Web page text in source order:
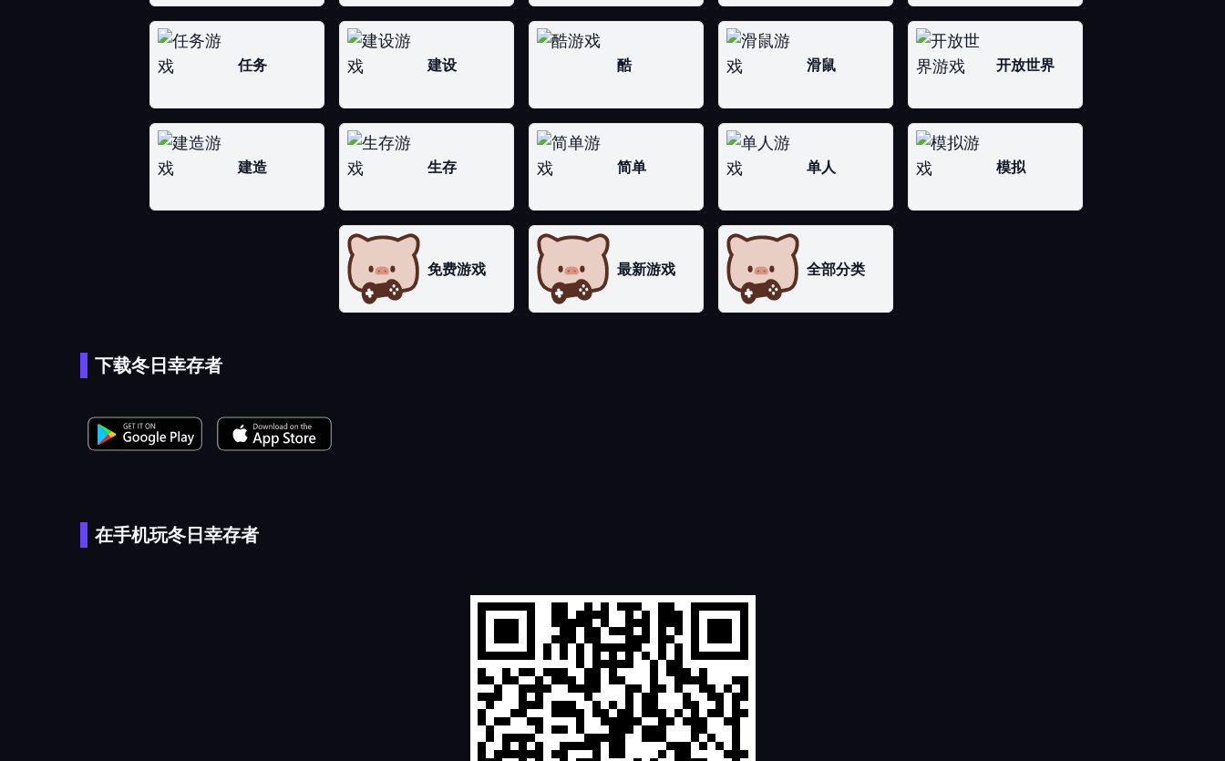
任务 建设 酷 滑鼠 开放世界
建造 生存 简单 单人 模拟
免费游戏 最新游戏 全部分类
下载冬日幸存者
在手机玩冬日幸存者